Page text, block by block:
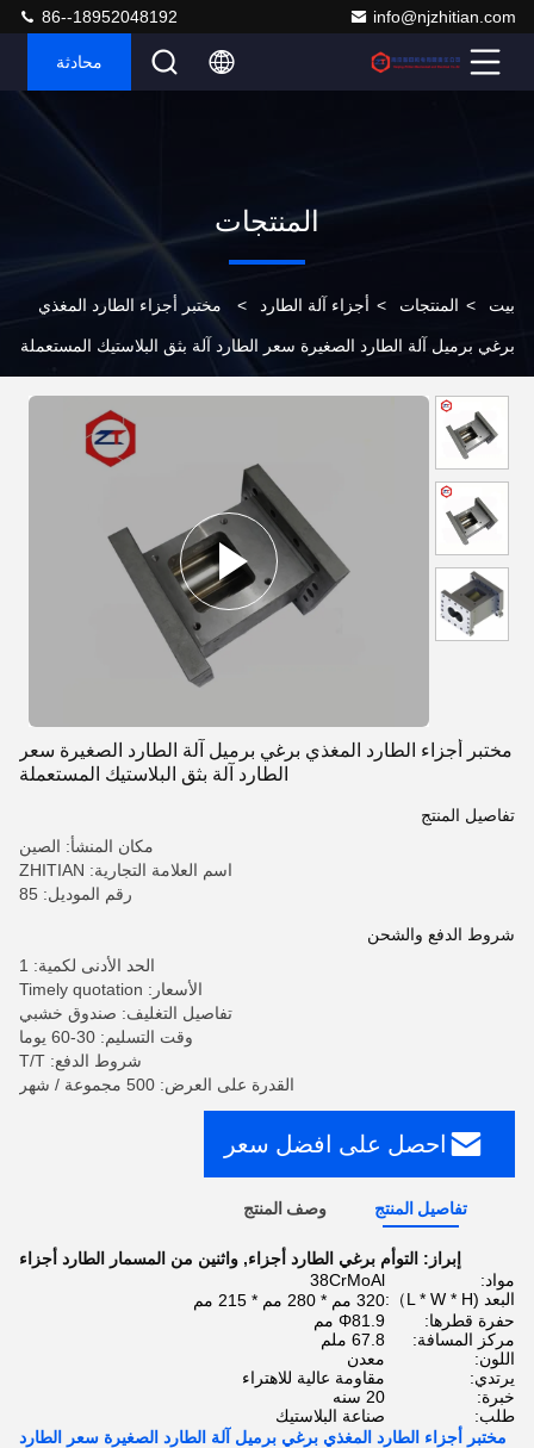
info@njzhitian.com
86--18952048192
محادثة
المنتجات
بيت > المنتجات > أجزاء آلة الطارد > مختبر أجزاء الطارد المغذي
برغي برميل آلة الطارد الصغيرة سعر الطارد آلة بثق البلاستيك المستعملة
مختبر أجزاء الطارد المغذي برغي برميل آلة الطارد الصغيرة سعر
الطارد آلة بثق البلاستيك المستعملة
تفاصيل المنتج
مكان المنشأ: الصين
اسم العلامة التجارية: ZHITIAN
رقم الموديل: 85
شروط الدفع والشحن
الحد الأدنى لكمية: 1
الأسعار: Timely quotation
تفاصيل التغليف: صندوق خشبي
وقت التسليم: 30-60 يوما
شروط الدفع: T/T
القدرة على العرض: 500 مجموعة / شهر
احصل على افضل سعر
تفاصيل المنتج وصف المنتج
إبراز: التوأم برغي الطارد أجزاء, واثنين من المسمار الطارد أجزاء
مواد:
38CrMoAl
البعد (L * W * H）:
320 مم * 280 مم * 215 مم
حفرة قطرها:
Φ81.9 مم
مركز المسافة:
67.8 ملم
اللون:
معدن
يرتدي:
مقاومة عالية للاهتراء
خبرة:
20 سنه
طلب:
صناعة البلاستيك
مختبر أجزاء الطارد المغذي برغي برميل آلة الطارد الصغيرة سعر الطارد